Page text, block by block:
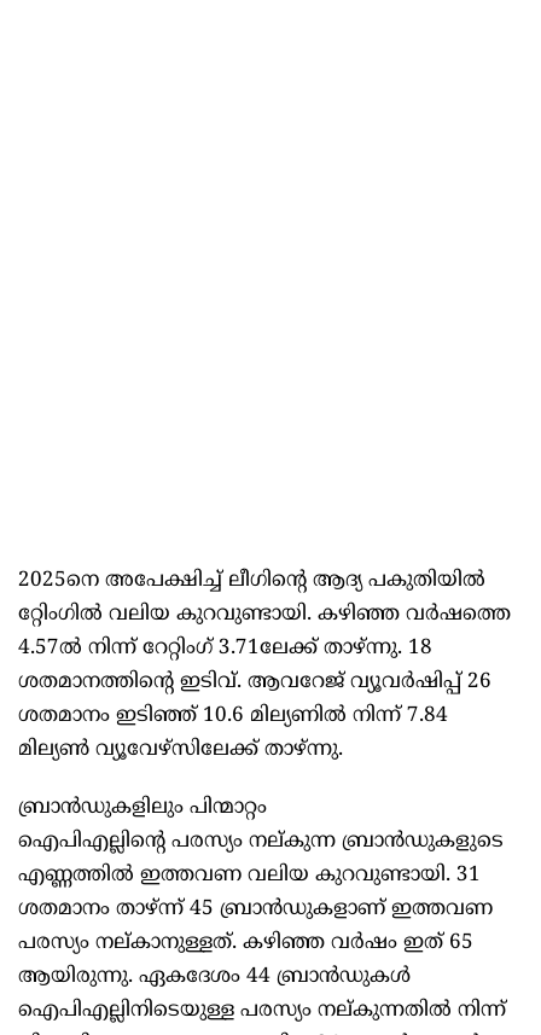
2025നെ അപേക്ഷിച്ച് ലീഗിന്റെ ആദ്യ പകുതിയില്‍
റ്റേിംഗില്‍ വലിയ കുറവുണ്ടായി. കഴിഞ്ഞ വര്‍ഷത്തെ
4.57ല്‍ നിന്ന് റേറ്റിംഗ് 3.71ലേക്ക് താഴ്ന്നു. 18
ശതമാനത്തിന്റെ ഇടിവ്. ആവറേജ് വ്യൂവര്‍ഷിപ്പ് 26
ശതമാനം ഇടിഞ്ഞ് 10.6 മില്യണില്‍ നിന്ന് 7.84
മില്യണ്‍ വ്യൂവേഴ്‌സിലേക്ക് താഴ്ന്നു.
ബ്രാന്‍ഡുകളിലും പിന്മാറ്റം
ഐപിഎല്ലിന്റെ പരസ്യം നല്കുന്ന ബ്രാന്‍ഡുകളുടെ
എണ്ണത്തില്‍ ഇത്തവണ വലിയ കുറവുണ്ടായി. 31
ശതമാനം താഴ്ന്ന് 45 ബ്രാന്‍ഡുകളാണ് ഇത്തവണ
പരസ്യം നല്കാനുള്ളത്. കഴിഞ്ഞ വര്‍ഷം ഇത് 65
ആയിരുന്നു. ഏകദേശം 44 ബ്രാന്‍ഡുകള്‍
ഐപിഎല്ലിനിടെയുള്ള പരസ്യം നല്കുന്നതില്‍ നിന്ന്